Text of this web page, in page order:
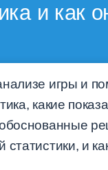
и как
игры и
какие
и